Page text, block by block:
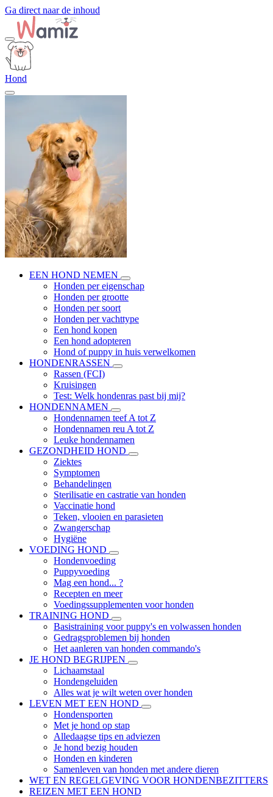
Ga direct naar de inhoud
Hond
EEN HOND NEMEN
Honden per eigenschap
Honden per grootte
Honden per soort
Honden per vachttype
Een hond kopen
Een hond adopteren
Hond of puppy in huis verwelkomen
HONDENRASSEN
Rassen (FCI)
Kruisingen
Test: Welk hondenras past bij mij?
HONDENNAMEN
Hondennamen teef A tot Z
Hondennamen reu A tot Z
Leuke hondennamen
GEZONDHEID HOND
Ziektes
Symptomen
Behandelingen
Sterilisatie en castratie van honden
Vaccinatie hond
Teken, vlooien en parasieten
Zwangerschap
Hygiëne
VOEDING HOND
Hondenvoeding
Puppyvoeding
Mag een hond... ?
Recepten en meer
Voedingssupplementen voor honden
TRAINING HOND
Basistraining voor puppy's en volwassen honden
Gedragsproblemen bij honden
Het aanleren van honden commando's
JE HOND BEGRIJPEN
Lichaamstaal
Hondengeluiden
Alles wat je wilt weten over honden
LEVEN MET EEN HOND
Hondensporten
Met je hond op stap
Alledaagse tips en adviezen
Je hond bezig houden
Honden en kinderen
Samenleven van honden met andere dieren
WET EN REGELGEVING VOOR HONDENBEZITTERS
REIZEN MET EEN HOND